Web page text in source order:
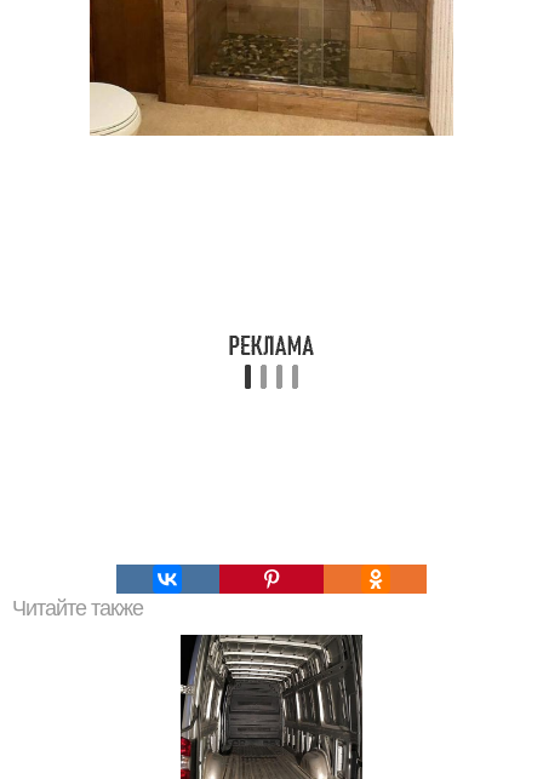
Читайте также